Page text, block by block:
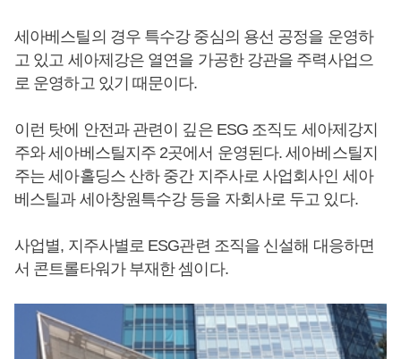
세아베스틸의 경우 특수강 중심의 용선 공정을 운영하
고 있고 세아제강은 열연을 가공한 강관을 주력사업으
로 운영하고 있기 때문이다.
이런 탓에 안전과 관련이 깊은 ESG 조직도 세아제강지
주와 세아베스틸지주 2곳에서 운영된다. 세아베스틸지
주는 세아홀딩스 산하 중간 지주사로 사업회사인 세아
베스틸과 세아창원특수강 등을 자회사로 두고 있다.
사업별, 지주사별로 ESG관련 조직을 신설해 대응하면
서 콘트롤타워가 부재한 셈이다.